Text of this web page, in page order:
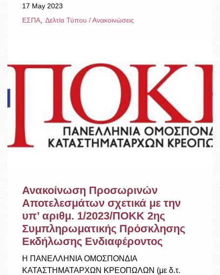
17 May 2023
ΕΣΠΑ
Δελτία Τύπου / Ανακοινώσεις
Ανακοίνωση Προσωρινών
Αποτελεσμάτων σχετικά με την
υπ’ αριθμ. 1/2023/ΠΟΚΚ 2ης
Συμπληρωματικής Πρόσκλησης
Εκδήλωσης Ενδιαφέροντος
Η ΠΑΝΕΛΛΗΝΙΑ ΟΜΟΣΠΟΝΔΙΑ
ΚΑΤΑΣΤΗΜΑΤΑΡΧΩΝ ΚΡΕΟΠΩΛΩΝ (με δ.τ.